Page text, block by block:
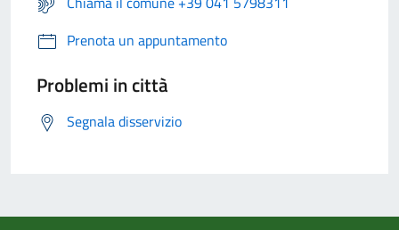
Prenota un appuntamento
Problemi in città
Segnala disservizio